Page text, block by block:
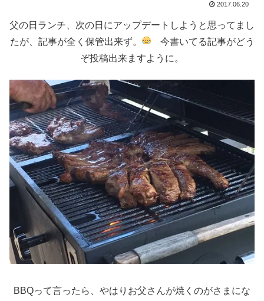
2017.06.20
父の日ランチ、次の日にアップデートしようと思ってまし
たが、記事が全く保管出来ず。
今書いてる記事がどう
ぞ投稿出来ますように。
BBQって言ったら、やはりお父さんが焼くのがさまにな